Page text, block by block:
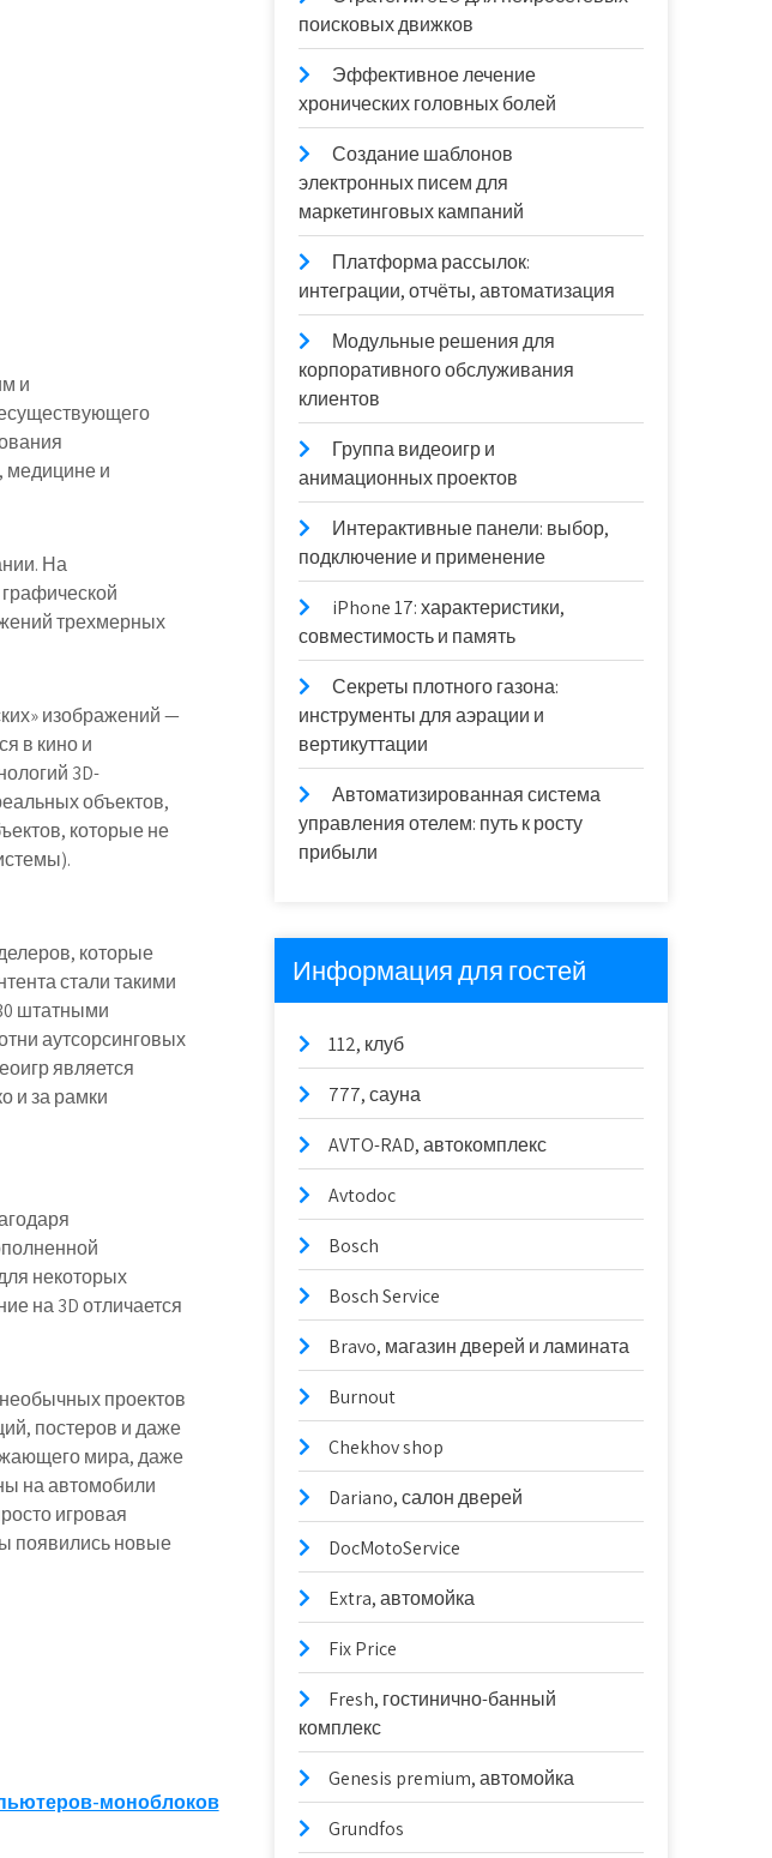
и
медицине и
На
трехмерных
изображений —
в кино и
3D-
объектов,
которые не
которые
стали такими
штатными
аутсорсинговых
является
и за рамки
некоторых
на 3D отличается
проектов
постеров и даже
мира, даже
на автомобили
игровая
появились новые
моноблоков
поисковых движков
Эффективное лечение
хронических головных болей
Создание шаблонов
электронных писем для
маркетинговых кампаний
Платформа рассылок:
интеграции, отчёты, автоматизация
Модульные решения для
корпоративного обслуживания
клиентов
Группа видеоигр и
анимационных проектов
Интерактивные панели: выбор,
подключение и применение
iPhone 17: характеристики,
совместимость и память
Секреты плотного газона:
инструменты для аэрации и
вертикуттации
Автоматизированная система
управления отелем: путь к росту
прибыли
Информация для гостей
112, клуб
777, сауна
AVTO-RAD, автокомплекс
Avtodoc
Bosch
Bosch Service
Bravo, магазин дверей и ламината
Burnout
Chekhov shop
Dariano, салон дверей
DocMotoService
Extra, автомойка
Fix Price
Fresh, гостинично-банный
комплекс
Genesis premium, автомойка
Grundfos